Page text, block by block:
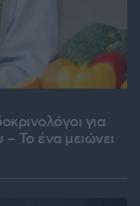
για
Το ένα μειώνει